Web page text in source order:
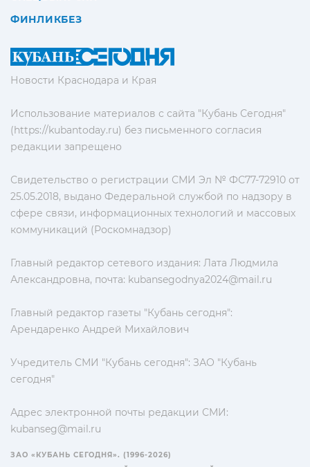
Новости Краснодара и Края
Использование материалов с сайта "Кубань Сегодня"
(https://kubantoday.ru) без письменного согласия
редакции запрещено
Свидетельство о регистрации СМИ Эл № ФС77-72910 от
25.05.2018, выдано Федеральной службой по надзору в
сфере связи, информационных технологий и массовых
коммуникаций (Роскомнадзор)
Главный редактор сетевого издания: Лата Людмила
Александровна, почта: kubansegodnya2024@mail.ru
Главный редактор газеты "Кубань сегодня":
Арендаренко Андрей Михайлович
Учредитель СМИ "Кубань сегодня": ЗАО "Кубань
сегодня"
Адрес электронной почты редакции СМИ:
kubanseg@mail.ru
ФИНЛИКБЕЗ
ЗАО «КУБАНЬ СЕГОДНЯ». (1996-2026)